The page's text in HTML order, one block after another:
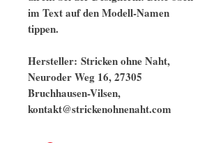
im Text auf den Modell-Namen
tippen.
Hersteller: Stricken ohne Naht,
Neuroder Weg 16, 27305
Bruchhausen-Vilsen,
kontakt@strickenohnenaht.com